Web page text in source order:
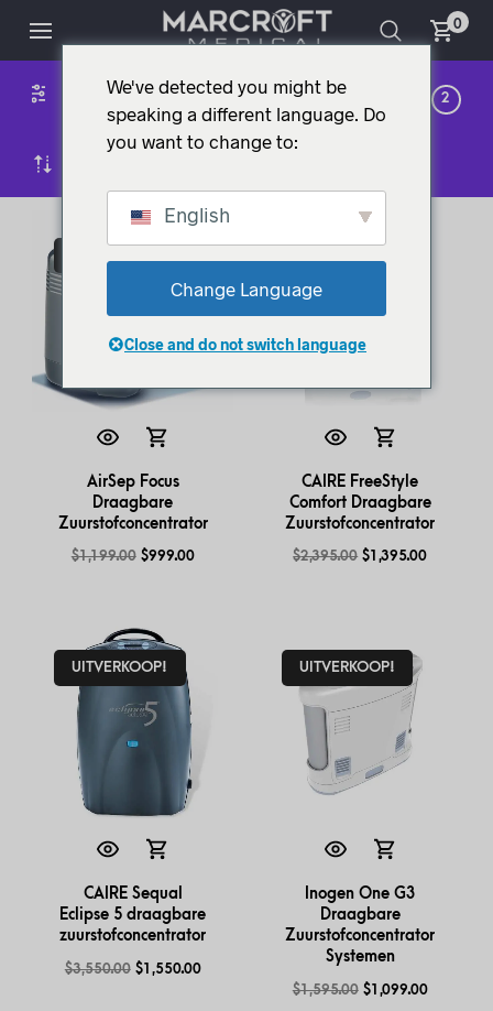
0
ZUURSTOFTHERAPIE 2
AirSep Focus
Draagbare
Zuurstofconcentrator
$1,199.00 $999.00
CAIRE FreeStyle
Comfort Draagbare
Zuurstofconcentrator
$2,395.00 $1,395.00
UITVERKOOP!
CAIRE Sequal
Eclipse 5 draagbare
zuurstofconcentrator
$3,550.00 $1,550.00
UITVERKOOP!
Inogen One G3
Draagbare
Zuurstofconcentrator
Systemen
$1,595.00 $1,099.00
We've detected you might be
speaking a different language. Do
you want to change to:
English
Change Language
Close and do not switch language